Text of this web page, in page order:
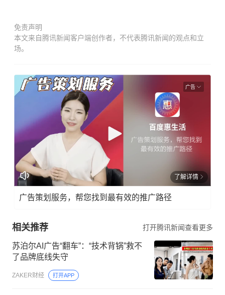
免责声明
本文来自腾讯新闻客户端创作者，不代表腾讯新闻的观点和立
场。
广告
了解详情
广告策划服务，帮您找到最有效的推广路径
相关推荐 打开腾讯新闻查看更多
苏泊尔AI广告“翻车”：“技术背锅”救不
了品牌底线失守
ZAKER财经 打开APP